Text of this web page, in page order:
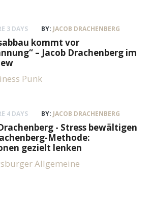
3 DAYS BY: JACOB DRACHENBERG
kommt vor
– Jacob Drachenberg im
Punk
4 DAYS BY: JACOB DRACHENBERG
- Stress bewältigen
Methode:
gezielt lenken
Allgemeine